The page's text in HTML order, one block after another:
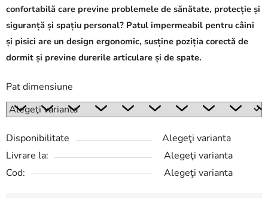
confortabilă care previne problemele de sănătate, protecție și
siguranță și spațiu personal? Patul impermeabil pentru câini
și pisici are un design ergonomic, susține poziția corectă de
dormit și previne durerile articulare și de spate.
Pat dimensiune
Disponibilitate
Alegeţi varianta
Livrare la:
Alegeţi varianta
Cod:
Alegeţi varianta